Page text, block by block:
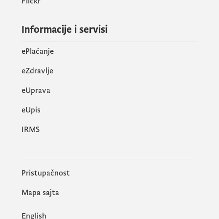
Informacije i servisi
ePlaćanje
eZdravlje
eUprava
еUpis
IRMS
Pristupačnost
Mapa sajta
English